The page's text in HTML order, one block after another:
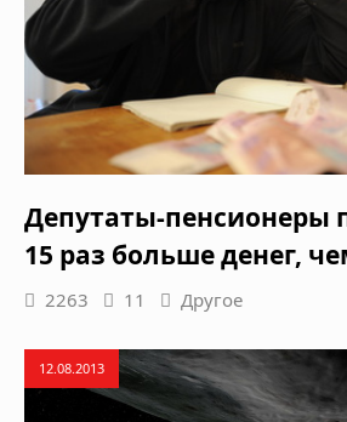
Депутаты-пенсионеры
15 раз больше денег,
2263 11 Другое
12.08.2013